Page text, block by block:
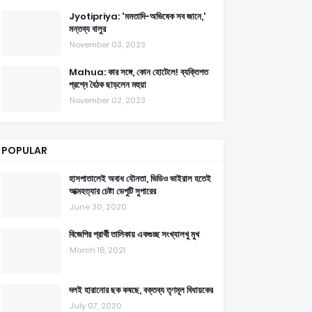
Jyotipriya: 'মমতাদি-অভিষেক সব জানে,'
মন্তব্য বালুর
November 03, 2023
Mahua: কার সঙ্গে, কোন হোটেলে! ব্যক্তিগত
প্রশ্নে বৈঠক ছাড়লেন মহুয়া
November 02, 2023
POPULAR
হাসপাতালেই অবাধ যৌনতা, ভিডিও ভাইরাল হতেই
আত্মহত্যার চেষ্টা ডেপুটি সুপারের
June 30, 2020
বিজেপির প্রার্থী তালিকায় একগুচ্ছ সংখ্যালখু মুখ
March 18, 2021
দলই হারানোর ছক কষছে, বক্তব্য তৃণমূল বিধায়কের
July 07, 2020